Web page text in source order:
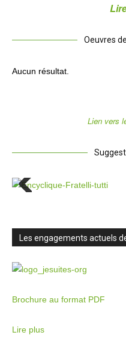
Oeuvres
Aucun résultat.
Lien vers
Les engagements actuels
Brochure au format PDF
Lire plus